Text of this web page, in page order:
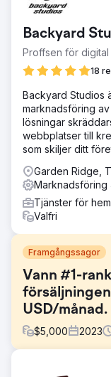
Backyard
Proffsen för
18
Backyard Studios
marknadsföring
lösningar
webbplatser till
som skiljer ditt
Garden Ridge,
Marknadsföring
Tjänster för
Valfri
Framgångssagor
Vann #1-
USD/månad.
$5,000 2023